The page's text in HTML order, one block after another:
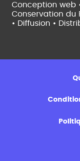
Conception web
Conservation du
• Diffusion •